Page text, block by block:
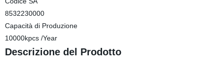
8532230000
Capacità di Produzione
10000kpcs /Year
Descrizione del Prodotto